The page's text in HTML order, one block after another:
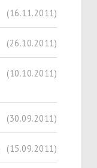
(16.11.2011)
(26.10.2011)
(10.10.2011)
(30.09.2011)
(15.09.2011)